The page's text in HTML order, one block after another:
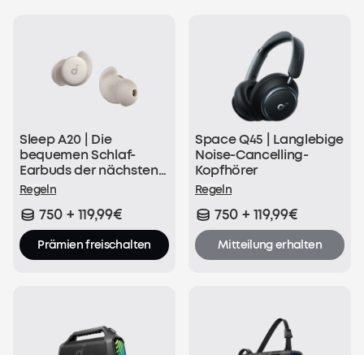
Sleep A20 | Die
bequemen Schlaf-
Earbuds der nächsten
Generation
Regeln
750 + 119,99€
Prämien freischalten
Space Q45 | Langlebige
Noise-Cancelling-
Kopfhörer
Regeln
750 + 119,99€
Mitteilung erhalten